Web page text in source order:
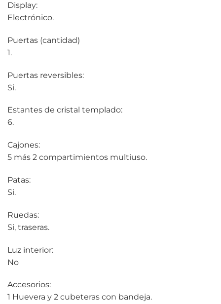
Display:
Electrónico.
Puertas (cantidad)
1.
Puertas reversibles:
Si.
Estantes de cristal templado:
6.
Cajones:
5 más 2 compartimientos multiuso.
Patas:
Si.
Ruedas:
Si, traseras.
Luz interior:
No
Accesorios:
1 Huevera y 2 cubeteras con bandeja.